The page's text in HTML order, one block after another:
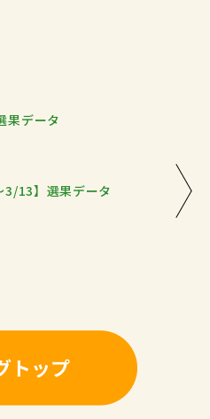
果データ
3/13】選果データ